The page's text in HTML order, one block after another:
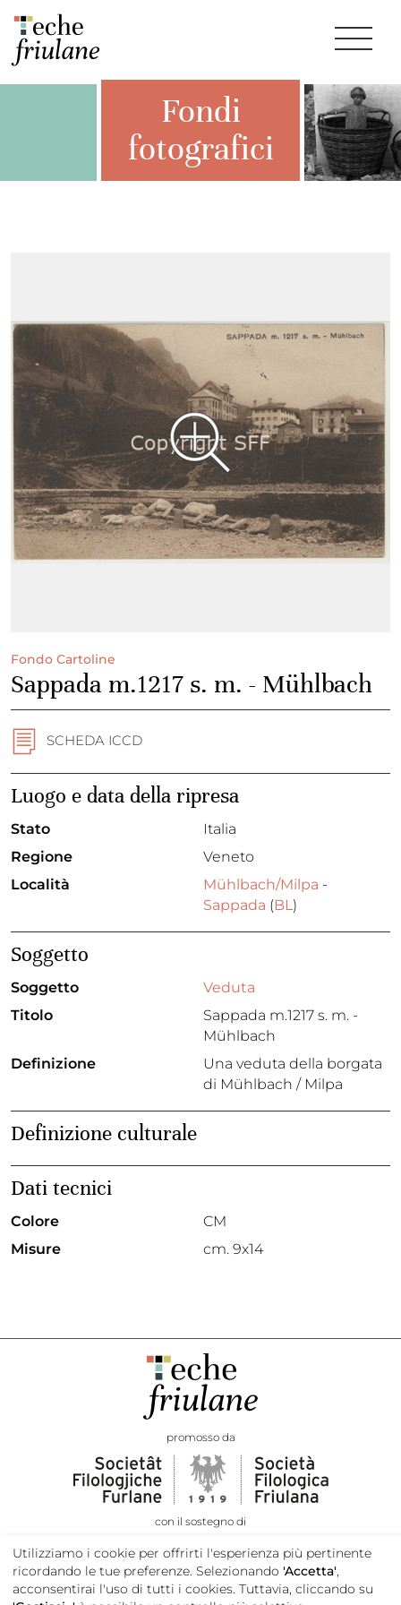
Fondi
fotografici
Fondo Cartoline
Sappada m.1217 s. m. - Mühlbach
SCHEDA ICCD
Luogo e data della ripresa
Stato
Italia
Regione
Veneto
Località
Mühlbach/Milpa -
Sappada (BL)
Soggetto
Soggetto
Veduta
Titolo
Sappada m.1217 s. m. -
Mühlbach
Definizione
Una veduta della borgata
di Mühlbach / Milpa
Definizione culturale
Dati tecnici
Colore
CM
Misure
cm. 9x14
promosso da
con il sostegno di
Utilizziamo i cookie per offrirti l'esperienza più pertinente
ricordando le tue preferenze. Selezionando 'Accetta',
acconsentirai l'uso di tutti i cookies. Tuttavia, cliccando su